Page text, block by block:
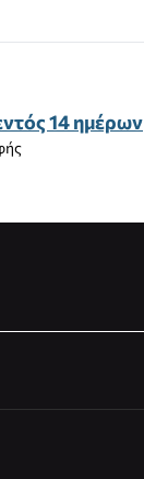
14 ημέρων